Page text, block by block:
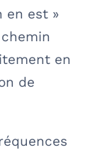
en est »
en
de